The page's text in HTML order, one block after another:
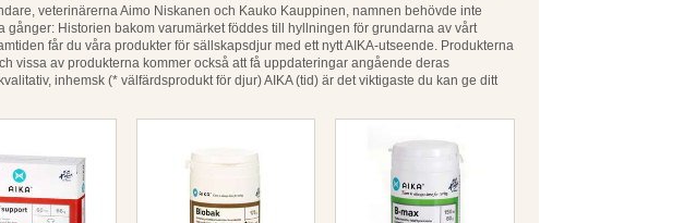
veterinärerna Aimo Niskanen och Kauko Kauppinen, namnen behövde inte
gånger: Historien bakom varumärket föddes till hyllningen för grundarna av vårt
får du våra produkter för sällskapsdjur med ett nytt AIKA-utseende. Produkterna
vissa av produkterna kommer också att få uppdateringar angående deras
inhemsk (* välfärdsprodukt för djur) AIKA (tid) är det viktigaste du kan ge ditt